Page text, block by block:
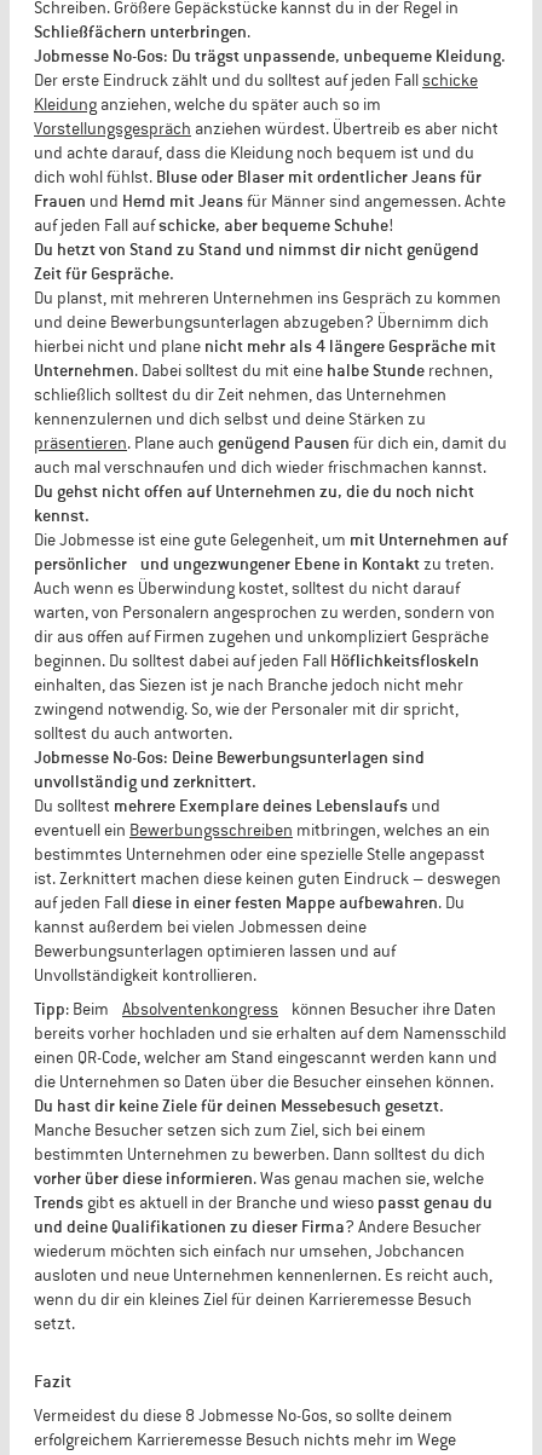
Schreiben. Größere Gepäckstücke kannst du in der Regel in
Schließfächern unterbringen.
Jobmesse No-Gos: Du trägst unpassende, unbequeme Kleidung.
Der erste Eindruck zählt und du solltest auf jeden Fallschicke
Kleidung anziehen, welche du später auch so im
Vorstellungsgespräch anziehen würdest. Übertreib es aber nicht
und achte darauf, dass die Kleidung noch bequem ist und du
dich wohl fühlst. Bluse oder Blaser mit ordentlicher Jeans für
Frauen und Hemd mit Jeansfür Männer sind angemessen. Achte
auf jeden Fall aufschicke, aber bequeme Schuhe!
Du hetzt von Stand zu Stand und nimmst dir nicht genügend
Zeit für Gespräche.
Du planst, mit mehreren Unternehmen ins Gespräch zu kommen
und deine Bewerbungsunterlagen abzugeben? Übernimm dich
hierbei nicht und plane nicht mehr als 4 längere Gespräche mit
Unternehmen. Dabei solltest du mit eine halbe Stunde rechnen,
schließlich solltest du dir Zeit nehmen, das Unternehmen
kennenzulernen und dich selbst und deine Stärken zu
präsentieren. Plane auch genügend Pausen für dich ein, damit du
auch mal verschnaufen und dich wieder frischmachen kannst.
Du gehst nicht offen auf Unternehmen zu, die du noch nicht
kennst.
Die Jobmesse ist eine gute Gelegenheit, um mit Unternehmen auf
persönlicher und ungezwungener Ebene in Kontaktzu treten.
Auch wenn es Überwindung kostet, solltest du nicht darauf
warten, von Personalern angesprochen zu werden, sondern von
dir aus offen auf Firmen zugehen und unkompliziert Gespräche
beginnen. Du solltest dabei auf jeden Fall Höflichkeitsfloskeln
einhalten, das Siezen ist je nach Branche jedoch nicht mehr
zwingend notwendig. So, wie der Personaler mit dir spricht,
solltest du auch antworten.
Jobmesse No-Gos: Deine Bewerbungsunterlagen sind
unvollständig und zerknittert.
Du solltest mehrere Exemplare deines Lebenslaufs und
eventuell ein Bewerbungsschreiben mitbringen, welches an ein
bestimmtes Unternehmen oder eine spezielle Stelle angepasst
ist. Zerknittert machen diese keinen guten Eindruck – deswegen
auf jeden Falldiese in einer festen Mappe aufbewahren. Du
kannst außerdem bei vielen Jobmessen deine
Bewerbungsunterlagen optimieren lassen und auf
Unvollständigkeit kontrollieren.
Tipp: Beim Absolventenkongress können Besucher ihre Daten
bereits vorher hochladen und sie erhalten auf dem Namensschild
einen QR-Code, welcher am Stand eingescannt werden kann und
die Unternehmen so Daten über die Besucher einsehen können.
Du hast dir keine Ziele für deinen Messebesuch gesetzt.
Manche Besucher setzen sich zum Ziel, sich bei einem
bestimmten Unternehmen zu bewerben. Dann solltest du dich
vorher über diese informieren. Was genau machen sie, welche
Trends gibt es aktuell in der Branche und wieso passt genau du
und deine Qualifikationen zu dieser Firma? Andere Besucher
wiederum möchten sich einfach nur umsehen, Jobchancen
ausloten und neue Unternehmen kennenlernen. Es reicht auch,
wenn du dir ein kleines Ziel für deinen Karrieremesse Besuch
setzt.
Fazit
Vermeidest du diese 8 Jobmesse No-Gos, so sollte deinem
erfolgreichem Karrieremesse Besuch nichts mehr im Wege